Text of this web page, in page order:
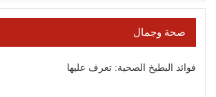
صحة وجمال
فوائد البطيخ الصحية: تعرف عليها